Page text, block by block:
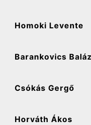
Homoki Levente
Barankovics
Csókás Gergő
Horváth Ákos